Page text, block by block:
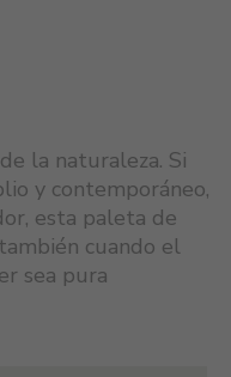
la naturaleza. Si
y contemporáneo,
esta paleta de
cuando el
sea pura